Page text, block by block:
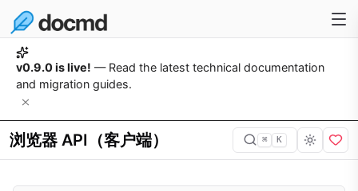
v0.9.0 is live! — Read the latest technical documentation
and migration guides.
浏览器 API（客户端） ⌘ K